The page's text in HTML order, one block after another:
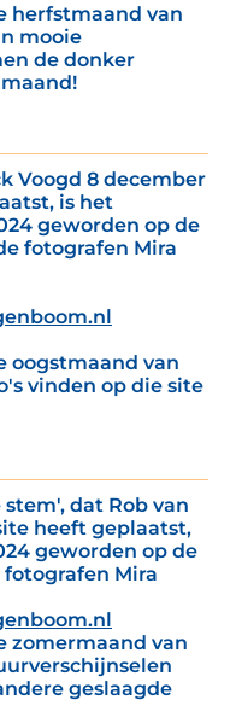
herfstmaand van
mooie
de donker
Voogd 8 december
is het
geworden op de
fotografen Mira
oogstmaand van
vinden op die site
dat Rob van
heeft geplaatst,
geworden op de
Mira
zomermaand van
geslaagde